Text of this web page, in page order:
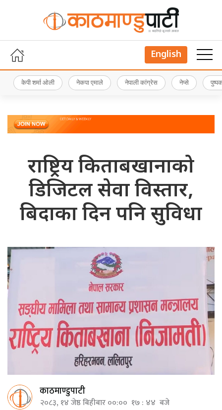
English
केपी शर्मा ओली नेकपा एमाले नेपाली कांग्रेस नेप्से
राष्ट्रिय किताबखानाको
डिजिटल सेवा विस्तार,
बिदाका दिन पनि सुविधा
काठमाण्डुपाटी
२०८३, १४ जेष्ठ बिहीबार ००:०० १७ : ४४ बजे